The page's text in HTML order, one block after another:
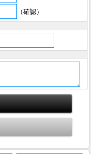
（確認）